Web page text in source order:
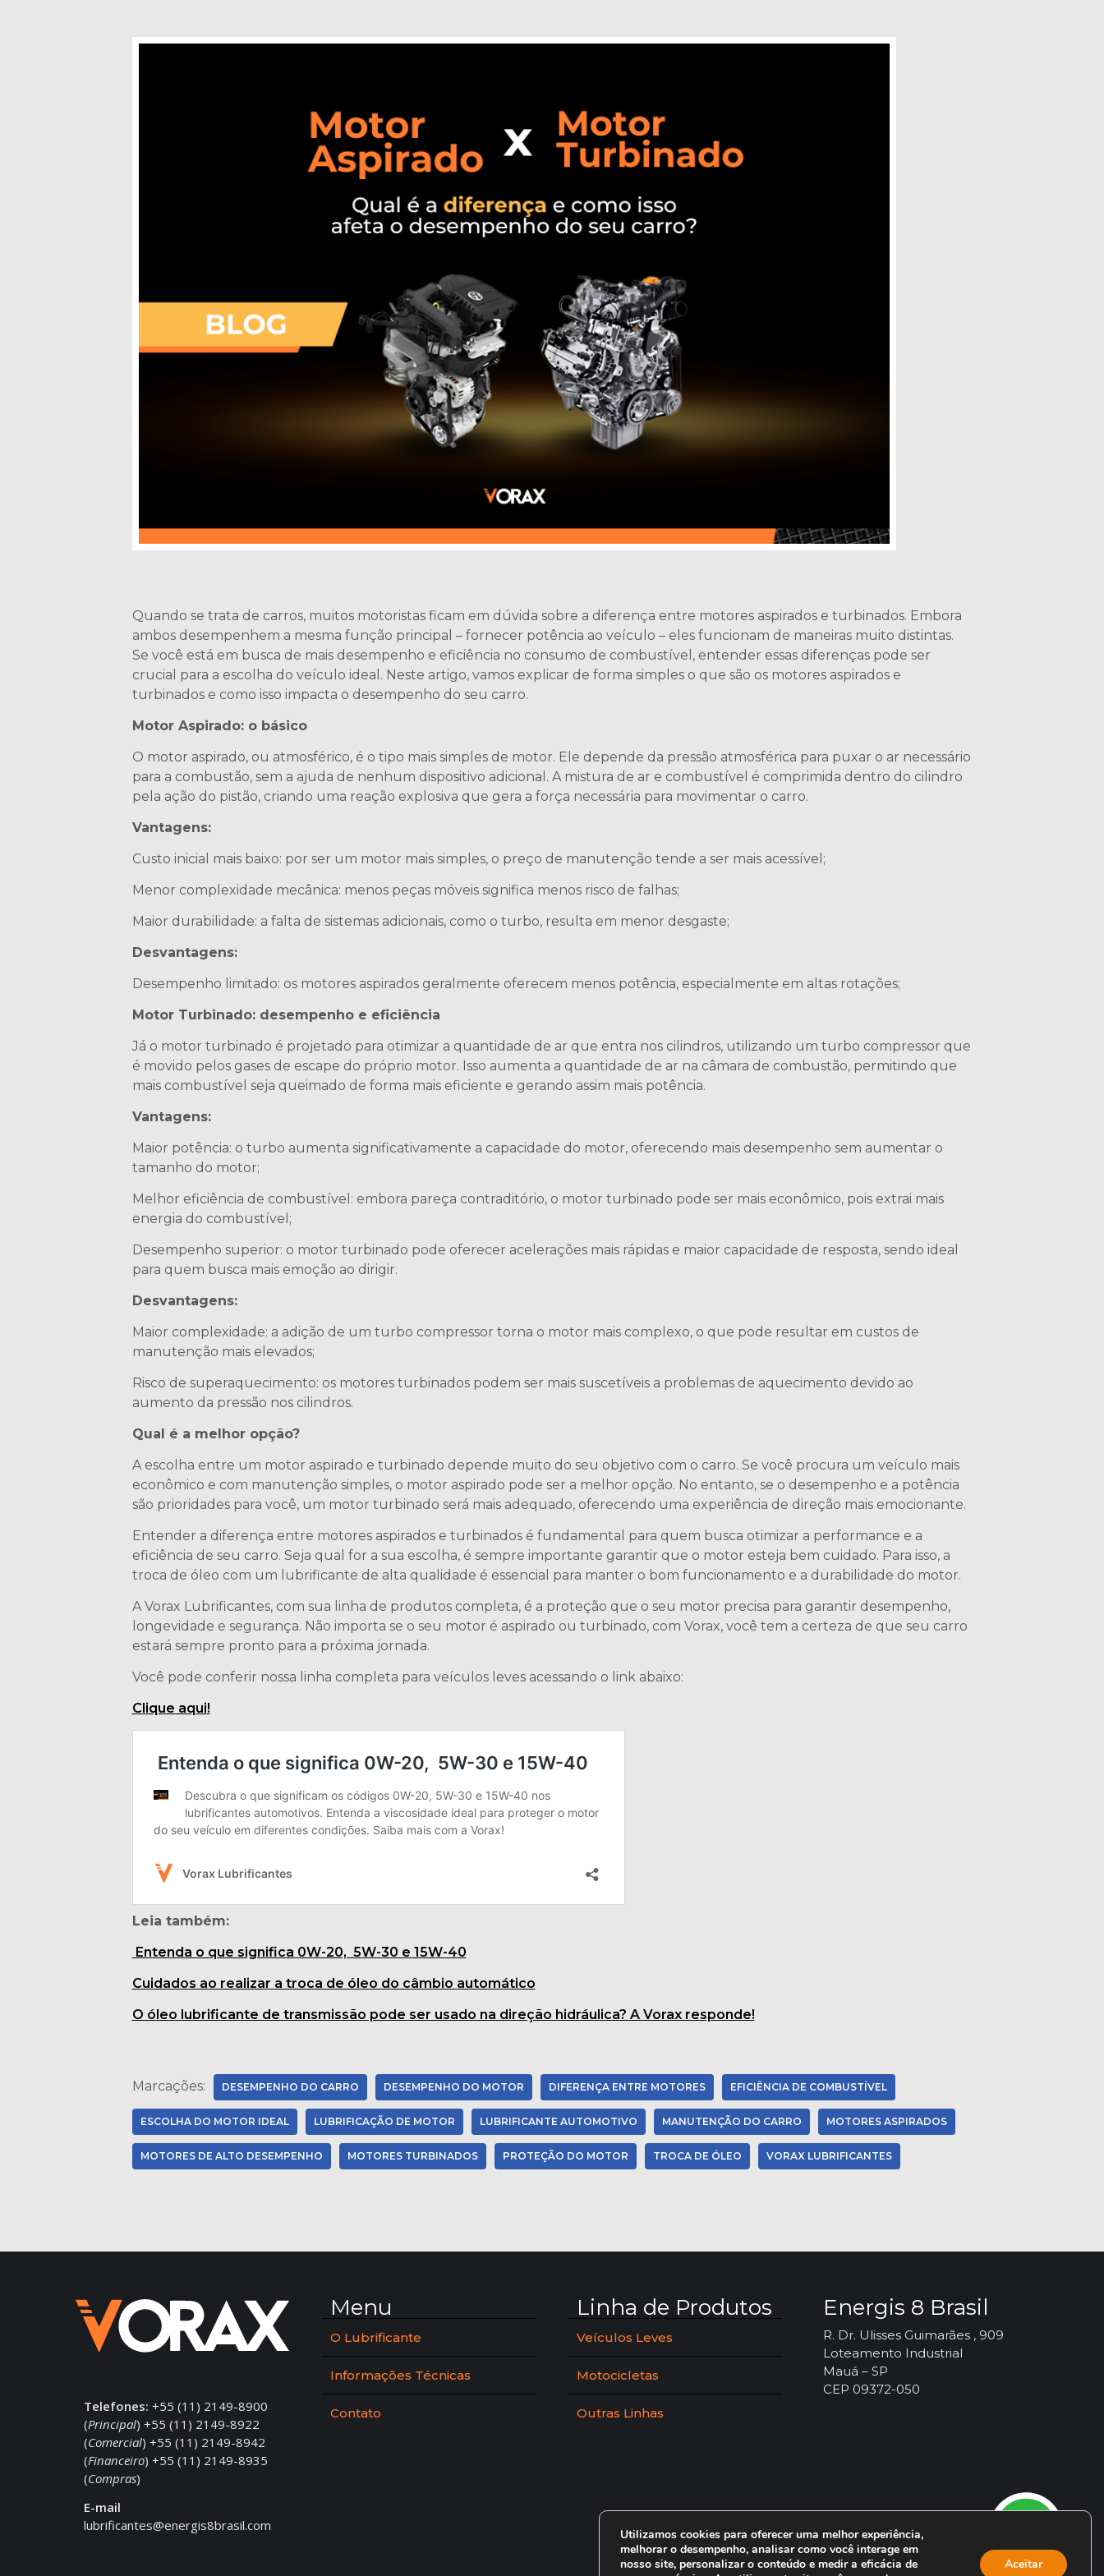
Quando se trata de carros, muitos motoristas ficam em dúvida sobre a diferença entre motores aspirados e turbinados. Embora
ambos desempenhem a mesma função principal – fornecer potência ao veículo – eles funcionam de maneiras muito distintas.
Se você está em busca de mais desempenho e eficiência no consumo de combustível, entender essas diferenças pode ser
crucial para a escolha do veículo ideal. Neste artigo, vamos explicar de forma simples o que são os motores aspirados e
turbinados e como isso impacta o desempenho do seu carro.
Motor Aspirado: o básico
O motor aspirado, ou atmosférico, é o tipo mais simples de motor. Ele depende da pressão atmosférica para puxar o ar necessário
para a combustão, sem a ajuda de nenhum dispositivo adicional. A mistura de ar e combustível é comprimida dentro do cilindro
pela ação do pistão, criando uma reação explosiva que gera a força necessária para movimentar o carro.
Vantagens:
Custo inicial mais baixo: por ser um motor mais simples, o preço de manutenção tende a ser mais acessível;
Menor complexidade mecânica: menos peças móveis significa menos risco de falhas;
Maior durabilidade: a falta de sistemas adicionais, como o turbo, resulta em menor desgaste;
Desvantagens:
Desempenho limitado: os motores aspirados geralmente oferecem menos potência, especialmente em altas rotações;
Motor Turbinado: desempenho e eficiência
Já o motor turbinado é projetado para otimizar a quantidade de ar que entra nos cilindros, utilizando um turbo compressor que
é movido pelos gases de escape do próprio motor. Isso aumenta a quantidade de ar na câmara de combustão, permitindo que
mais combustível seja queimado de forma mais eficiente e gerando assim mais potência.
Vantagens:
Maior potência: o turbo aumenta significativamente a capacidade do motor, oferecendo mais desempenho sem aumentar o
tamanho do motor;
Melhor eficiência de combustível: embora pareça contraditório, o motor turbinado pode ser mais econômico, pois extrai mais
energia do combustível;
Desempenho superior: o motor turbinado pode oferecer acelerações mais rápidas e maior capacidade de resposta, sendo ideal
para quem busca mais emoção ao dirigir.
Desvantagens:
Maior complexidade: a adição de um turbo compressor torna o motor mais complexo, o que pode resultar em custos de
manutenção mais elevados;
Risco de superaquecimento: os motores turbinados podem ser mais suscetíveis a problemas de aquecimento devido ao
aumento da pressão nos cilindros.
Qual é a melhor opção?
A escolha entre um motor aspirado e turbinado depende muito do seu objetivo com o carro. Se você procura um veículo mais
econômico e com manutenção simples, o motor aspirado pode ser a melhor opção. No entanto, se o desempenho e a potência
são prioridades para você, um motor turbinado será mais adequado, oferecendo uma experiência de direção mais emocionante.
Entender a diferença entre motores aspirados e turbinados é fundamental para quem busca otimizar a performance e a
eficiência de seu carro. Seja qual for a sua escolha, é sempre importante garantir que o motor esteja bem cuidado. Para isso, a
troca de óleo com um lubrificante de alta qualidade é essencial para manter o bom funcionamento e a durabilidade do motor.
A Vorax Lubrificantes, com sua linha de produtos completa, é a proteção que o seu motor precisa para garantir desempenho,
longevidade e segurança. Não importa se o seu motor é aspirado ou turbinado, com Vorax, você tem a certeza de que seu carro
estará sempre pronto para a próxima jornada.
Você pode conferir nossa linha completa para veículos leves acessando o link abaixo:
Clique aqui!
Leia também:
Entenda o que significa 0W-20, 5W-30 e 15W-40
Cuidados ao realizar a troca de óleo do câmbio automático
O óleo lubrificante de transmissão pode ser usado na direção hidráulica? A Vorax responde!
Marcações: DESEMPENHO DO CARRO DESEMPENHO DO MOTOR DIFERENÇA ENTRE MOTORES EFICIÊNCIA DE COMBUSTÍVEL
ESCOLHA DO MOTOR IDEAL LUBRIFICAÇÃO DE MOTOR LUBRIFICANTE AUTOMOTIVO MANUTENÇÃO DO CARRO MOTORES ASPIRADOS
MOTORES DE ALTO DESEMPENHO MOTORES TURBINADOS PROTEÇÃO DO MOTOR TROCA DE ÓLEO VORAX LUBRIFICANTES
Telefones: +55 (11) 2149-8900
(Principal) +55 (11) 2149-8922
(Comercial) +55 (11) 2149-8942
(Financeiro) +55 (11) 2149-8935
(Compras)
E-mail
lubrificantes@energis8brasil.com
Menu
O Lubrificante
Informações Técnicas
Contato
Linha de Produtos
Veículos Leves
Motocicletas
Outras Linhas
Energis 8 Brasil
R. Dr. Ulisses Guimarães , 909
Loteamento Industrial
Mauá – SP
CEP 09372-050
Utilizamos cookies para oferecer uma melhor experiência,
melhorar o desempenho, analisar como você interage em
nosso site, personalizar o conteúdo e medir a eficácia de
Aceitar